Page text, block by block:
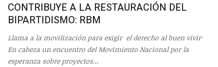
CONTRIBUYE A LA RESTAURACIÓN DEL
BIPARTIDISMO: RBM
Llama a la movilización para exigir el derecho al buen vivir·
En cabeza un encuentro del Movimiento Nacional por la
esperanza sobre proyectos...